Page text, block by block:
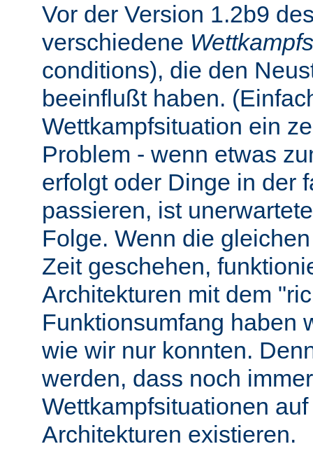
Vor der Version 1.2b9
verschiedene
conditions), die den
beeinflußt haben.
Wettkampfsituation ein
Problem - wenn etwas
erfolgt oder Dinge in der
passieren, ist
Folge. Wenn die
Zeit geschehen,
Architekturen mit dem
Funktionsumfang haben
wie wir nur konnten.
werden, dass noch immer
Wettkampfsituationen
Architekturen existieren.